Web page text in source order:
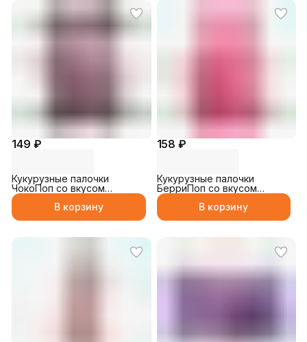
149 ₽
Кукурузные палочки
ЧокоПоп со вкусом
шоколада 26гр
В корзину
158 ₽
Кукурузные палочки
БерриПоп со вкусом
клубники 27гр
В корзину